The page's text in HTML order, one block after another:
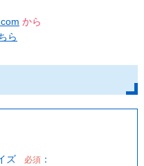
から
ら
ズ 必須 ：